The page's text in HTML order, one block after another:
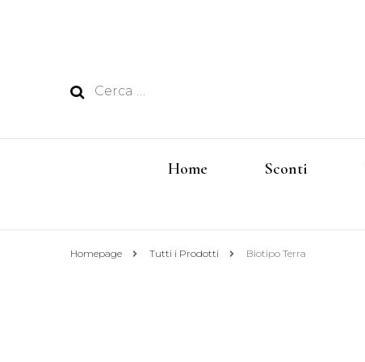
Ricerca
Home Sconti
Homepage Tutti i Prodotti Biotipo Terra